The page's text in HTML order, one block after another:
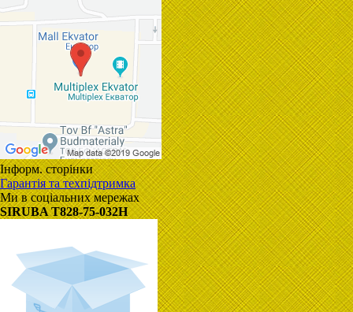
Інформ. сторінки
Гарантія та техпідтримка
Ми в соціальних мережах
SIRUBA T828-75-032H